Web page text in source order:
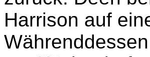
Harrison auf